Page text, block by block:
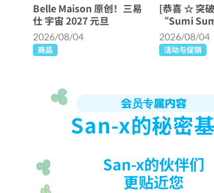
Belle Maison 原创！三易
仕 宇宙 2027 元旦
2026/08/04
商品
[恭喜 ☆ 突
“Sumi
动举行 ♪
2026/08/04
活动与促销
会员专属内容
San-x的秘密
San-x的伙伴们
更贴近您